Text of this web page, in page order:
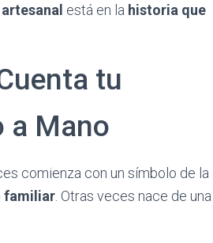
está en la historia que
tu
a Mano
comienza con un símbolo de la
familiar . Otras veces nace de una